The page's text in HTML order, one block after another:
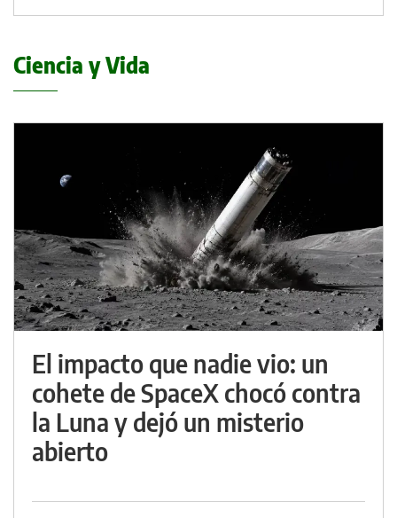
Ciencia y Vida
El impacto que nadie vio: un
cohete de SpaceX chocó contra
la Luna y dejó un misterio
abierto